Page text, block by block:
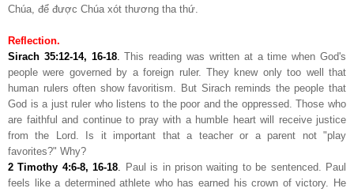
Chúa, để được Chúa xót thương tha thứ.
Reflection.
Sirach 35:12-14, 16-18. This reading was written at a time when God's
people were governed by a foreign ruler. They knew only too well that
human rulers often show favoritism. But Sirach reminds the people that
God is a just ruler who listens to the poor and the oppressed. Those who
are faithful and continue to pray with a humble heart will receive justice
from the Lord. Is it important that a teacher or a parent not "play
favorites?" Why?
2 Timothy 4:6-8, 16-18. Paul is in prison waiting to be sentenced. Paul
feels like a determined athlete who has earned his crown of victory. He